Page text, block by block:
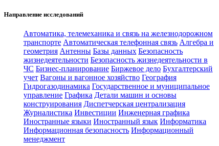
Направление исследований
Автоматика, телемеханика и связь на железнодорожном
транспорте Автоматическая телефонная связь Алгебра и
геометрия Антенны Базы данных Безопасность
жизнедеятельности Безопасность жизнедеятельности в
ЧС Бизнес-планирование Биржевое дело Бухгалтерский
учет Вагоны и вагонное хозяйство География
Гидрогазодинамика Государственное и муниципальное
управление Графика Детали машин и основы
конструирования Диспетчерская централизация
Журналистика Инвестиции Инженерная графика
Иностранные языки Иностранный язык Информатика
Информационная безопасность Информационный
менеджмент